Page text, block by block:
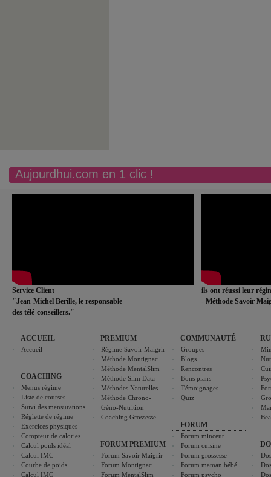
Aujourdhui.com en 1 clic !
Service Client
"Jean-Michel Berille, le responsable
des télé-conseillers."
ils ont réussi leur
- Méthode Savoir
ACCUEIL
Accueil
COACHING
Menus régime
Liste de courses
Suivi des mensurations
Réglette de régime
Exercices physiques
Compteur de calories
Calcul poids idéal
Calcul IMC
Courbe de poids
Calcul IMG
PREMIUM
Régime Savoir Maigrir
Méthode Montignac
Méthode MentalSlim
Méthode Slim Data
Méthodes Naturelles
Méthode Chrono-
Géno-Nutrition
Coaching Grossesse
FORUM PREMIUM
Forum Savoir Maigrir
Forum Montignac
Forum MentalSlim
COMMUNAUTÉ
Groupes
Blogs
Rencontres
Bons plans
Témoignages
Quiz
FORUM
Forum minceur
Forum cuisine
Forum grossesse
Forum maman bébé
Forum psycho